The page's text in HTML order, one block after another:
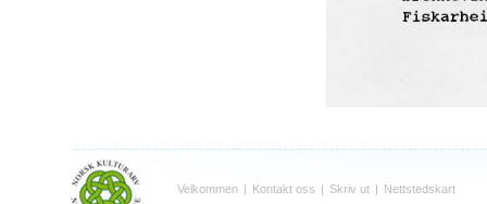
Velkommen | Kontakt oss | Skriv ut | Nettstedskart